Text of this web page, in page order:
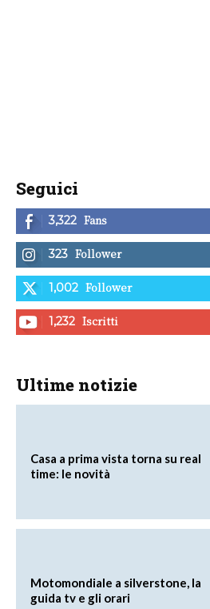
Seguici
3,322 Fans
323 Follower
1,002 Follower
1,232 Iscritti
Ultime notizie
Casa a prima vista torna su real
time: le novità
Motomondiale a silverstone, la
guida tv e gli orari